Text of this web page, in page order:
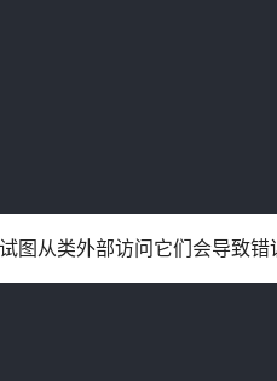
图从类外部访问它们会导致错